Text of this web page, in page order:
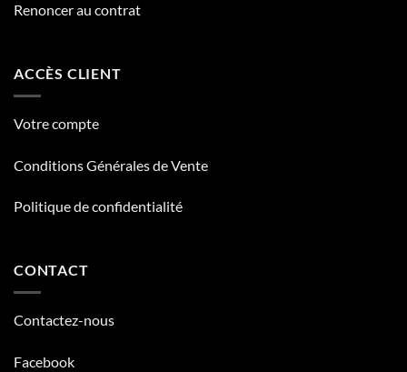
Renoncer au contrat
ACCÈS CLIENT
Votre compte
Conditions Générales de Vente
Politique de confidentialité
CONTACT
Contactez-nous
Facebook